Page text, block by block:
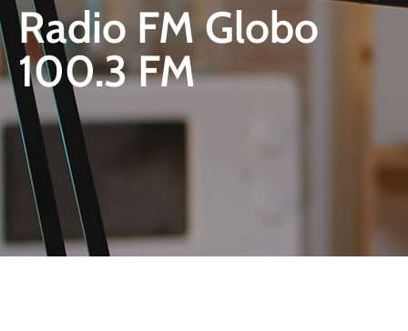
Radio FM Globo
100.3 FM